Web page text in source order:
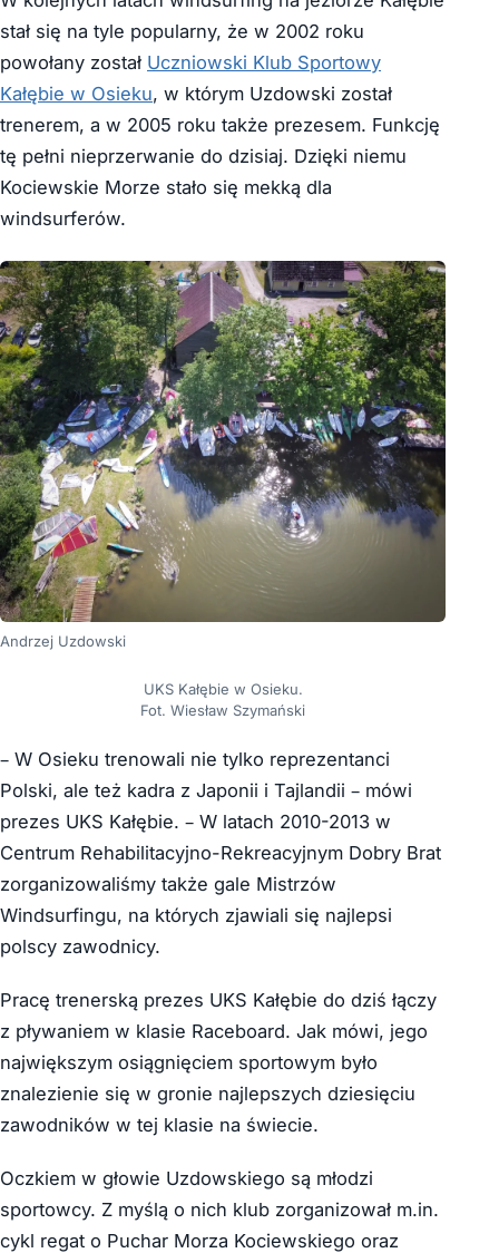
stał się na tyle popularny, że w 2002 roku
powołany został Uczniowski Klub Sportowy
Kałębie w Osieku, w którym Uzdowski został
trenerem, a w 2005 roku także prezesem. Funkcję
tę pełni nieprzerwanie do dzisiaj. Dzięki niemu
Kociewskie Morze stało się mekką dla
windsurferów.
Andrzej Uzdowski
UKS Kałębie w Osieku.
Fot. Wiesław Szymański
– W Osieku trenowali nie tylko reprezentanci
Polski, ale też kadra z Japonii i Tajlandii – mówi
prezes UKS Kałębie. – W latach 2010-2013 w
Centrum Rehabilitacyjno-Rekreacyjnym Dobry Brat
zorganizowaliśmy także gale Mistrzów
Windsurfingu, na których zjawiali się najlepsi
polscy zawodnicy.
Pracę trenerską prezes UKS Kałębie do dziś łączy
z pływaniem w klasie Raceboard. Jak mówi, jego
największym osiągnięciem sportowym było
znalezienie się w gronie najlepszych dziesięciu
zawodników w tej klasie na świecie.
Oczkiem w głowie Uzdowskiego są młodzi
sportowcy. Z myślą o nich klub zorganizował m.in.
cykl regat o Puchar Morza Kociewskiego oraz